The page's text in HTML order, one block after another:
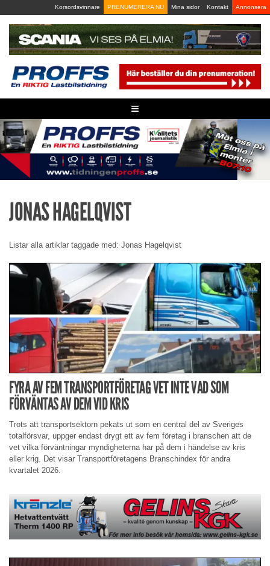
to
content
Korsordsvinnare PRENUMERERA NU Mina sidor Kontakt Annonsera
≡
JONAS HAGELQVIST
Listar alla artiklar taggade med: Jonas Hagelqvist
FYRA AV FEM TRANSPORTFÖRETAG VET INTE VAD SOM
FÖRVÄNTAS AV DEM VID KRIS
Trots att transportsektorn pekats ut som en central del av Sveriges
totalförsvar, uppger endast drygt ett av fem företag i branschen att de
vet vilka förväntningar myndigheterna har på dem i händelse av kris
eller krig. Det visar Transportföretagens Branschindex för andra
kvartalet 2026.